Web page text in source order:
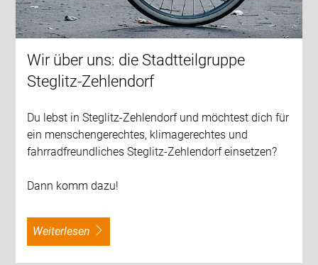
Wir über uns: die Stadtteilgruppe
Steglitz-Zehlendorf
Du lebst in Steglitz-Zehlendorf und möchtest dich für
ein menschengerechtes, klimagerechtes und
fahrradfreundliches Steglitz-Zehlendorf einsetzen?
Dann komm dazu!
weiterlesen